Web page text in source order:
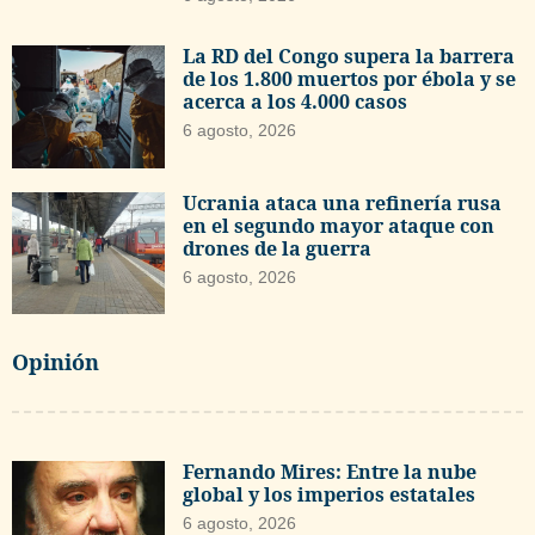
La RD del Congo supera la barrera
de los 1.800 muertos por ébola y se
acerca a los 4.000 casos
6 agosto, 2026
Ucrania ataca una refinería rusa
en el segundo mayor ataque con
drones de la guerra
6 agosto, 2026
Opinión
Fernando Mires: Entre la nube
global y los imperios estatales
6 agosto, 2026